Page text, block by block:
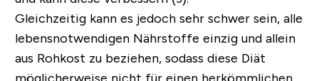
Gleichzeitig kann es jedoch sehr schwer sein, alle
lebensnotwendigen Nährstoffe einzig und allein
aus Rohkost zu beziehen, sodass diese Diät